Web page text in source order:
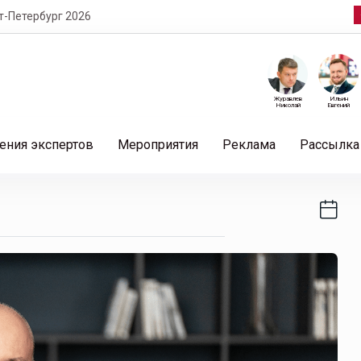
Петербург 2026
Ильин
Евгений
Журавлев
Николай
экспертов Мероприятия Реклама Рассылка